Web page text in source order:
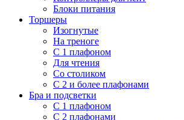
Блоки питания
Торшеры
Изогнутые
На треноге
С 1 плафоном
Для чтения
Со столиком
С 2 и более плафонами
Бра и подсветки
С 1 плафоном
С 2 плафонами